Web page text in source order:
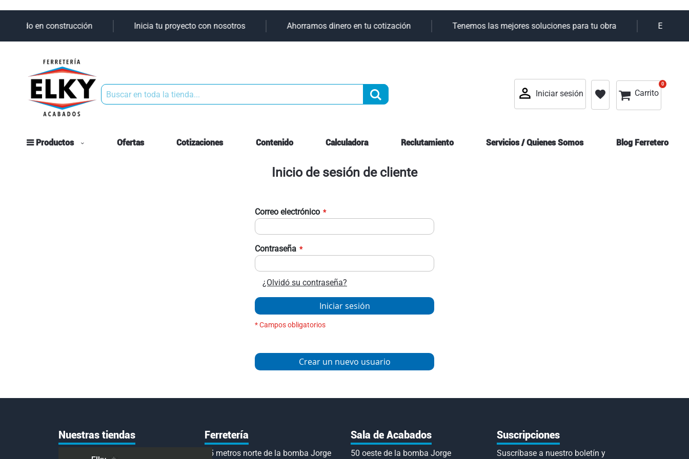
al
contenido
aliado en construcción Inicia tu proyecto con nosotros Ahorramos dinero en tu cotización Tenemos las mejores soluciones para tu obra Elky tu
Mi cesta
Carrito
0 0
favorite
Iniciar sesión
Buscar
Productos Ofertas Cotizaciones Contenido Calculadora Reclutamiento Servicios / Quienes Somos Blog Ferretero
Inicio de sesión de cliente
Correo electrónico
Contraseña
¿Olvidó su contraseña?
Iniciar sesión
Crear un nuevo usuario
Nuestras tiendas Ferretería
75 metros norte de la bomba Jorge
Sala de Acabados
50 oeste de la bomba Jorge
Suscripciones
Suscríbase a nuestro boletín y